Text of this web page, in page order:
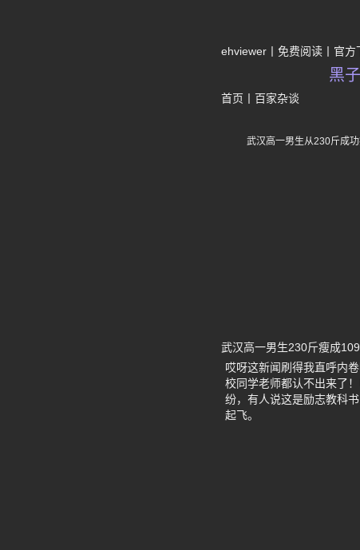
ehviewer 免费阅读 官方
黑
首页 百家杂谈
武汉高一男生从230斤成
武汉高一男生230斤瘦成
哎呀这新闻刷得我直呼内
校同学老师都认不出来了
纷，有人说这是励志教科
起飞。